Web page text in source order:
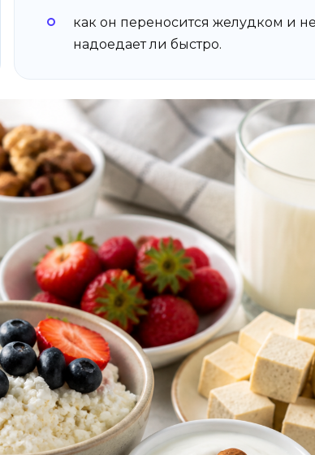
как он переносится желудком и
надоедает ли быстро.